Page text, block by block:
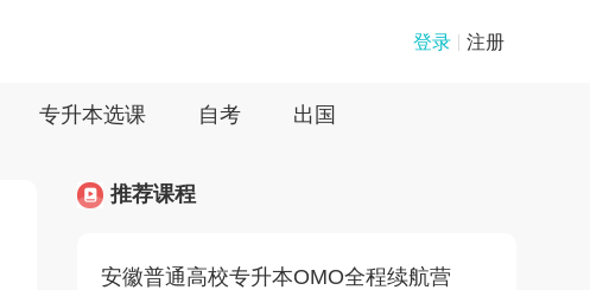
登录 注册
专升本选课 自考 出国
推荐课程
安徽普通高校专升本OMO全程续航营